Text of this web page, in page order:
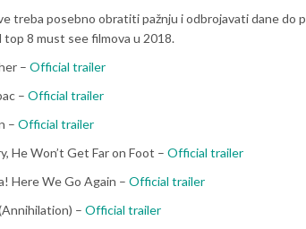
treba posebno obratiti pažnju i odbrojavati dane do
8 must see filmova u 2018.
– Official trailer
– Official trailer
– Official trailer
He Won’t Get Far on Foot – Official trailer
Here We Go Again – Official trailer
– Official trailer